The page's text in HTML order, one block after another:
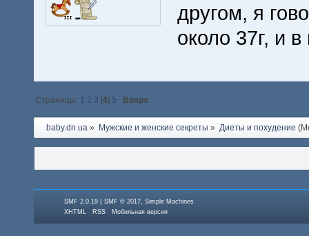
другом, я
около 37г, и
Страницы: 1 2 3 [4] 5 Вверх
baby.dn.ua» Мужские и женские секреты » Диеты и похудение
SMF 2.0.19 |SMF © 2017 ,Simple Machines
XHTML
RSS Мобильная версия